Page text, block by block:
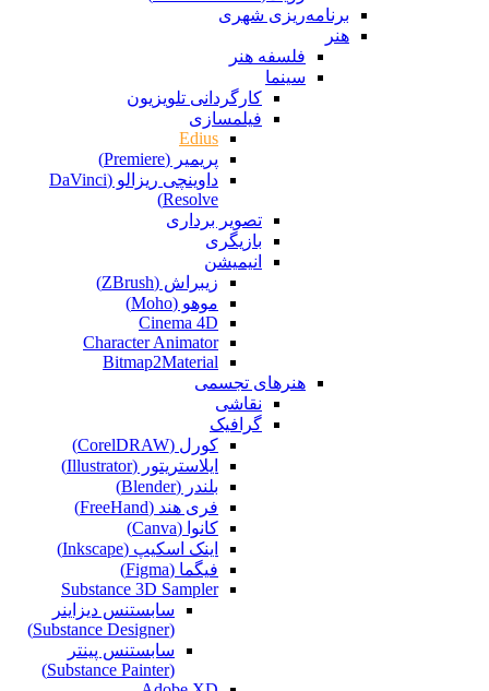
برنامه‌ریزی شهری
هنر
فلسفه هنر
سینما
کارگردانی تلویزیون
فیلمسازی
Edius
پریمیر (Premiere)
داوینچی ریزالو (DaVinci
Resolve)
تصویر برداری
بازیگری
انیمیشن
زیبراش (ZBrush)
موهو (Moho)
Cinema 4D
Character Animator
Bitmap2Material
هنرهای تجسمی
نقاشی‌
گرافیک
کورل (CorelDRAW)
ایلاستریتور (Illustrator)
بلندر (Blender)
فری هند (FreeHand)
کانوا (Canva)
اینک اسکیپ (Inkscape)
فیگما (Figma‎)
Substance 3D Sampler
سابستنس دیزاینر
(Substance Designer)
سابستنس پینتر
(Substance Painter)